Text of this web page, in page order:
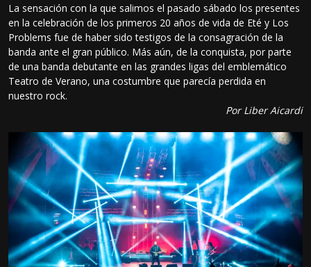
La sensación con la que salimos el pasado sábado los presentes
en la celebración de los primeros 20 años de vida de Eté y Los
Problems fue de haber sido testigos de la consagración de la
banda ante el gran público. Más aún, de la conquista, por parte
de una banda debutante en las grandes ligas del emblemático
Teatro de Verano, una costumbre que parecía perdida en
nuestro rock.
Por Liber Aicardi